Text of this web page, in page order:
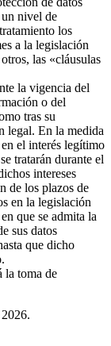
un nivel de
los
a la legislación
las «cláusulas
la vigencia del
o del
tras su
legal. En la medida
el interés legítimo
tratarán durante el
intereses
de los plazos de
en la legislación
que se admita la
sus datos
que dicho
la toma de